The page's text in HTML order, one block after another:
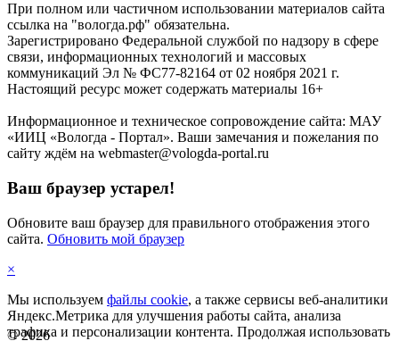
©2026
При полном или частичном использовании материалов сайта
ссылка на "вологда.рф" обязательна.
Зарегистрировано Федеральной службой по надзору в сфере
связи, информационных технологий и массовых
коммуникаций Эл № ФС77-82164 от 02 ноября 2021 г.
Настоящий ресурс может содержать материалы 16+
Информационное и техническое сопровождение сайта: МАУ
«ИИЦ «Вологда - Портал». Ваши замечания и пожелания по
сайту ждём на webmaster@vologda-portal.ru
Ваш браузер устарел!
Обновите ваш браузер для правильного отображения этого
сайта. Обновить мой браузер
×
Мы используем файлы cookie, а также сервисы веб-аналитики
Яндекс.Метрика для улучшения работы сайта, анализа
трафика и персонализации контента. Продолжая использовать